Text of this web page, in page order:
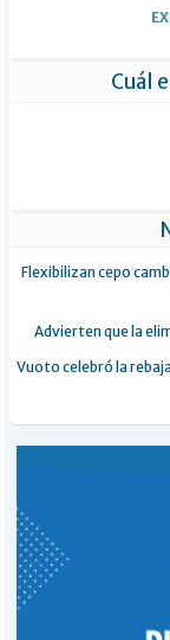
Cuál
Flexibilizan cepo
Advierten que la
Vuoto celebró la